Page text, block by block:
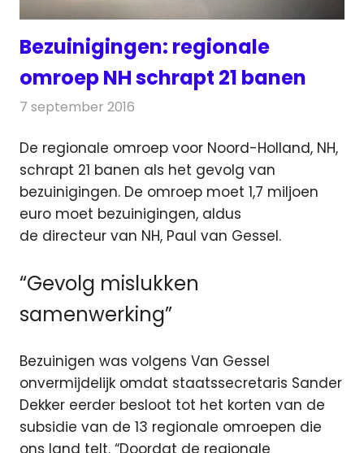
Bezuinigingen: regionale
omroep NH schrapt 21 banen
7 september 2016
De regionale omroep voor Noord-Holland, NH,
schrapt 21 banen als het gevolg van
bezuinigingen. De omroep moet 1,7 miljoen
euro moet bezuinigingen, aldus
de directeur van NH, Paul van Gessel.
“Gevolg mislukken
samenwerking”
Bezuinigen was volgens Van Gessel
onvermijdelijk omdat staatssecretaris Sander
Dekker eerder besloot tot het korten van de
subsidie van de 13 regionale omroepen die